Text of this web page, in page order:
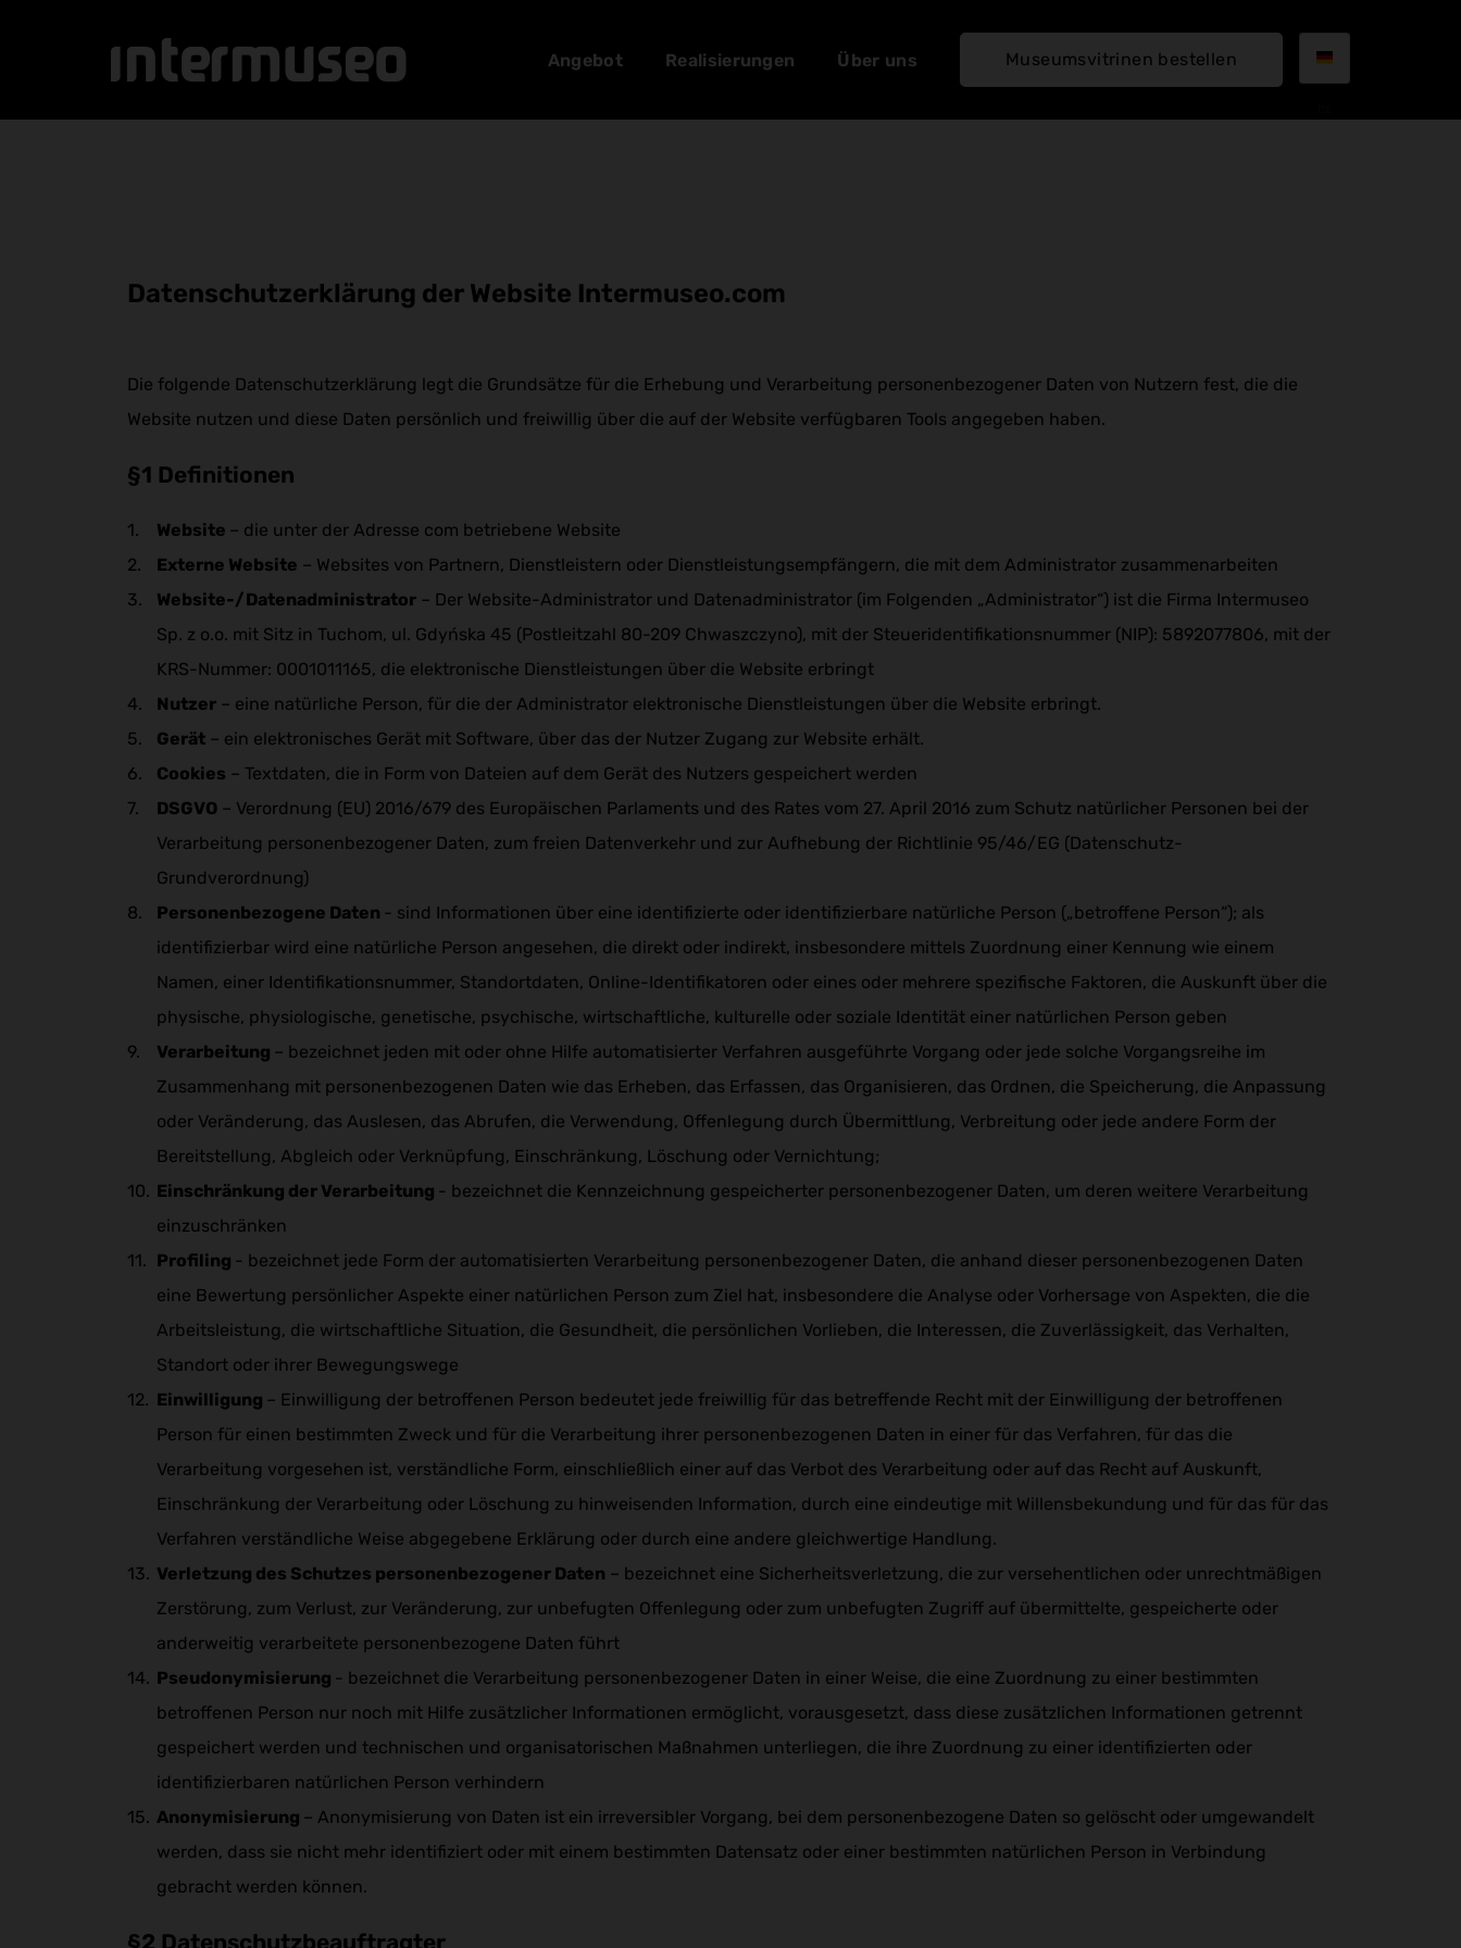
Angebot Realisierungen Über uns Museumsvitrinen bestellen
Datenschutzerklärung der Website Intermuseo.com
Die folgende Datenschutzerklärung legt die Grundsätze für die Erhebung und Verarbeitung personenbezogener Daten von Nutzern fest, die die
Website nutzen und diese Daten persönlich und freiwillig über die auf der Website verfügbaren Tools angegeben haben.
§1 Definitionen
Website – die unter der Adresse com betriebene Website
Externe Website – Websites von Partnern, Dienstleistern oder Dienstleistungsempfängern, die mit dem Administrator zusammenarbeiten
Website-/Datenadministrator – Der Website-Administrator und Datenadministrator (im Folgenden „Administrator“) ist die Firma Intermuseo
Sp. z o.o. mit Sitz in Tuchom, ul. Gdyńska 45 (Postleitzahl 80-209 Chwaszczyno), mit der Steueridentifikationsnummer (NIP): 5892077806, mit der
KRS-Nummer: 0001011165, die elektronische Dienstleistungen über die Website erbringt
Nutzer – eine natürliche Person, für die der Administrator elektronische Dienstleistungen über die Website erbringt.
Gerät – ein elektronisches Gerät mit Software, über das der Nutzer Zugang zur Website erhält.
Cookies – Textdaten, die in Form von Dateien auf dem Gerät des Nutzers gespeichert werden
DSGVO – Verordnung (EU) 2016/679 des Europäischen Parlaments und des Rates vom 27. April 2016 zum Schutz natürlicher Personen bei der
Verarbeitung personenbezogener Daten, zum freien Datenverkehr und zur Aufhebung der Richtlinie 95/46/EG (Datenschutz-
Grundverordnung)
Personenbezogene Daten - sind Informationen über eine identifizierte oder identifizierbare natürliche Person („betroffene Person“); als
identifizierbar wird eine natürliche Person angesehen, die direkt oder indirekt, insbesondere mittels Zuordnung einer Kennung wie einem
Namen, einer Identifikationsnummer, Standortdaten, Online-Identifikatoren oder eines oder mehrere spezifische Faktoren, die Auskunft über die
physische, physiologische, genetische, psychische, wirtschaftliche, kulturelle oder soziale Identität einer natürlichen Person geben
Verarbeitung – bezeichnet jeden mit oder ohne Hilfe automatisierter Verfahren ausgeführte Vorgang oder jede solche Vorgangsreihe im
Zusammenhang mit personenbezogenen Daten wie das Erheben, das Erfassen, das Organisieren, das Ordnen, die Speicherung, die Anpassung
oder Veränderung, das Auslesen, das Abrufen, die Verwendung, Offenlegung durch Übermittlung, Verbreitung oder jede andere Form der
Bereitstellung, Abgleich oder Verknüpfung, Einschränkung, Löschung oder Vernichtung;
Einschränkung der Verarbeitung - bezeichnet die Kennzeichnung gespeicherter personenbezogener Daten, um deren weitere Verarbeitung
einzuschränken
Profiling - bezeichnet jede Form der automatisierten Verarbeitung personenbezogener Daten, die anhand dieser personenbezogenen Daten
eine Bewertung persönlicher Aspekte einer natürlichen Person zum Ziel hat, insbesondere die Analyse oder Vorhersage von Aspekten, die die
Arbeitsleistung, die wirtschaftliche Situation, die Gesundheit, die persönlichen Vorlieben, die Interessen, die Zuverlässigkeit, das Verhalten,
Standort oder ihrer Bewegungswege
Einwilligung – Einwilligung der betroffenen Person bedeutet jede freiwillig für das betreffende Recht mit der Einwilligung der betroffenen
Person für einen bestimmten Zweck und für die Verarbeitung ihrer personenbezogenen Daten in einer für das Verfahren, für das die
Verarbeitung vorgesehen ist, verständliche Form, einschließlich einer auf das Verbot des Verarbeitung oder auf das Recht auf Auskunft,
Einschränkung der Verarbeitung oder Löschung zu hinweisenden Information, durch eine eindeutige mit Willensbekundung und für das für das
Verfahren verständliche Weise abgegebene Erklärung oder durch eine andere gleichwertige Handlung.
Verletzung des Schutzes personenbezogener Daten – bezeichnet eine Sicherheitsverletzung, die zur versehentlichen oder unrechtmäßigen
Zerstörung, zum Verlust, zur Veränderung, zur unbefugten Offenlegung oder zum unbefugten Zugriff auf übermittelte, gespeicherte oder
anderweitig verarbeitete personenbezogene Daten führt
Pseudonymisierung - bezeichnet die Verarbeitung personenbezogener Daten in einer Weise, die eine Zuordnung zu einer bestimmten
betroffenen Person nur noch mit Hilfe zusätzlicher Informationen ermöglicht, vorausgesetzt, dass diese zusätzlichen Informationen getrennt
gespeichert werden und technischen und organisatorischen Maßnahmen unterliegen, die ihre Zuordnung zu einer identifizierten oder
identifizierbaren natürlichen Person verhindern
Anonymisierung – Anonymisierung von Daten ist ein irreversibler Vorgang, bei dem personenbezogene Daten so gelöscht oder umgewandelt
werden, dass sie nicht mehr identifiziert oder mit einem bestimmten Datensatz oder einer bestimmten natürlichen Person in Verbindung
gebracht werden können.
§2 Datenschutzbeauftragter